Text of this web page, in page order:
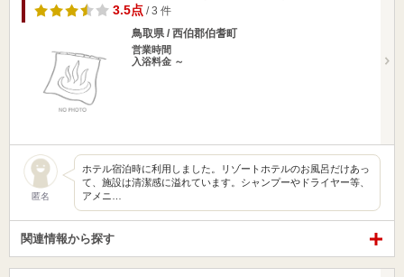
3.5点 / 3 件
鳥取県 / 西伯郡伯耆町
営業時間
入浴料金 ～
匿名
ホテル宿泊時に利用しました。リゾートホテルのお風呂だけあっ
て、施設は清潔感に溢れています。シャンプーやドライヤー等、
アメニ…
関連情報から探す